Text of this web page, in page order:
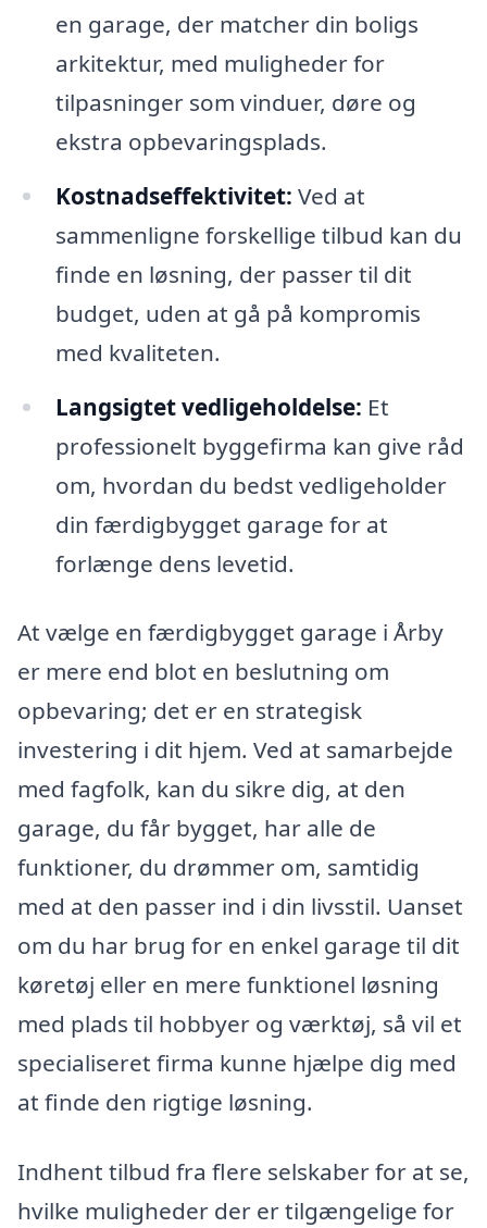
en garage, der matcher din boligs
arkitektur, med muligheder for
tilpasninger som vinduer, døre og
ekstra opbevaringsplads.
Kostnadseffektivitet: Ved at
sammenligne forskellige tilbud kan du
finde en løsning, der passer til dit
budget, uden at gå på kompromis
med kvaliteten.
Langsigtet vedligeholdelse: Et
professionelt byggefirma kan give råd
om, hvordan du bedst vedligeholder
din færdigbygget garage for at
forlænge dens levetid.
At vælge en færdigbygget garage i Årby
er mere end blot en beslutning om
opbevaring; det er en strategisk
investering i dit hjem. Ved at samarbejde
med fagfolk, kan du sikre dig, at den
garage, du får bygget, har alle de
funktioner, du drømmer om, samtidig
med at den passer ind i din livsstil. Uanset
om du har brug for en enkel garage til dit
køretøj eller en mere funktionel løsning
med plads til hobbyer og værktøj, så vil et
specialiseret firma kunne hjælpe dig med
at finde den rigtige løsning.
Indhent tilbud fra flere selskaber for at se,
hvilke muligheder der er tilgængelige for